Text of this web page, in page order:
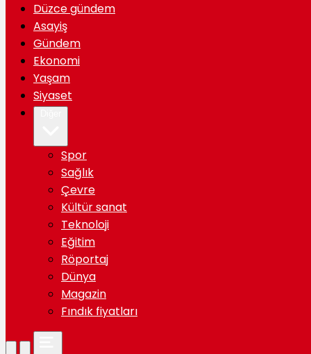
Düzce gündem
Asayiş
Gündem
Ekonomi
Yaşam
Siyaset
Spor
Sağlık
Çevre
Kültür sanat
Teknoloji
Eğitim
Röportaj
Dünya
Magazin
Fındık fiyatları